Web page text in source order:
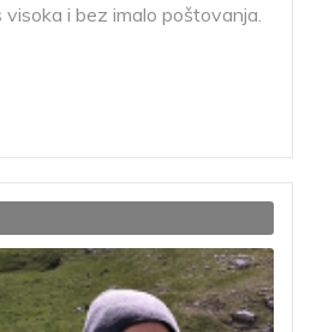
i bez imalo poštovanja.